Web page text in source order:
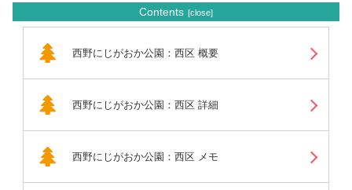
Contents
西野にじがおか公園：西区 概要
西野にじがおか公園：西区 詳細
西野にじがおか公園：西区 メモ